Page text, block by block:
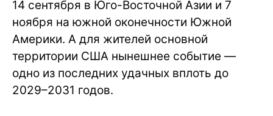
14 сентября в Юго-Восточной Азии и 7
ноября на южной оконечности Южной
Америки. А для жителей основной
территории США нынешнее событие —
одно из последних удачных вплоть до
2029–2031 годов.